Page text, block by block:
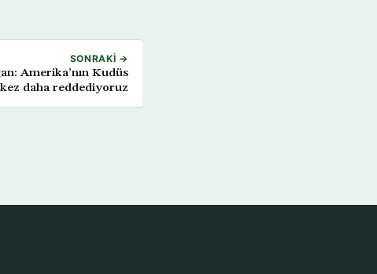
SONRAKI →
Amerika’nın Kudüs
daha reddediyoruz